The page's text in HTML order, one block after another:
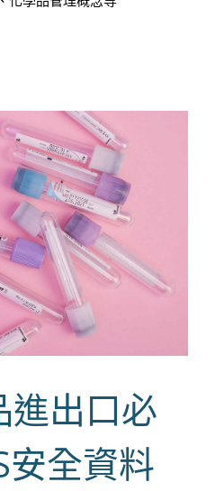
進出口必
安全資料